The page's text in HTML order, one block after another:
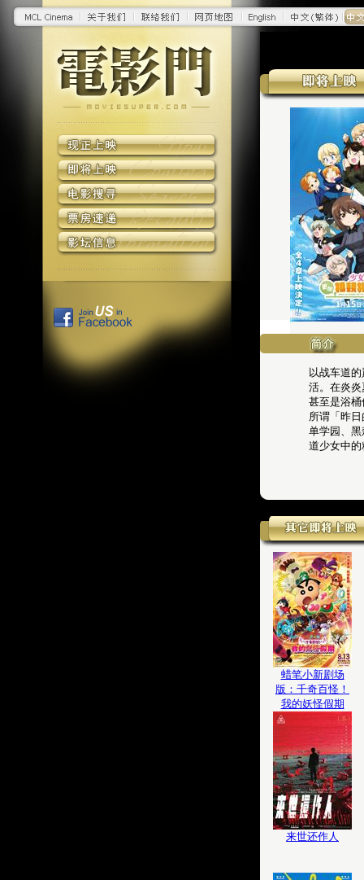
以战车道
活。在炎
甚至是浴
所谓「昨
单学园、
道少女中
蜡笔小新剧场
版：千奇百怪！
我的妖怪假期
来世还作人